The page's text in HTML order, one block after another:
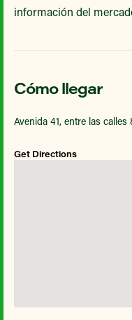
información del
Cómo llegar
Avenida 41, entre las calles
Get Directions